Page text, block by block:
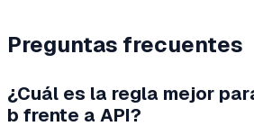
Preguntas frecuentes
¿Cuál es la regla mejor
b frente a API?